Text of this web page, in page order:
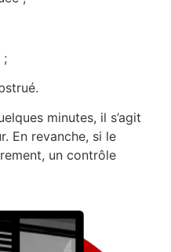
;
minutes, il s’agit
En revanche, si le
un contrôle